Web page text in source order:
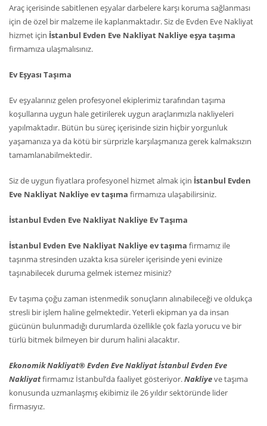
Araç içerisinde sabitlenen eşyalar darbelere karşı koruma sağlanması
için de özel bir malzeme ile kaplanmaktadır. Siz de Evden Eve Nakliyat
hizmet için İstanbul Evden Eve Nakliyat Nakliye eşya taşıma
firmamıza ulaşmalısınız.
Ev Eşyası Taşıma
Ev eşyalarınız gelen profesyonel ekiplerimiz tarafından taşıma
koşullarına uygun hale getirilerek uygun araçlarımızla nakliyeleri
yapılmaktadır. Bütün bu süreç içerisinde sizin hiçbir yorgunluk
yaşamanıza ya da kötü bir sürprizle karşılaşmanıza gerek kalmaksızın
tamamlanabilmektedir.
Siz de uygun fiyatlara profesyonel hizmet almak için İstanbul Evden
Eve Nakliyat Nakliye ev taşıma firmamıza ulaşabilirsiniz.
İstanbul Evden Eve Nakliyat Nakliye Ev Taşıma
İstanbul Evden Eve Nakliyat Nakliye ev taşıma firmamız ile
taşınma stresinden uzakta kısa süreler içerisinde yeni evinize
taşınabilecek duruma gelmek istemez misiniz?
Ev taşıma çoğu zaman istenmedik sonuçların alınabileceği ve oldukça
stresli bir işlem haline gelmektedir. Yeterli ekipman ya da insan
gücünün bulunmadığı durumlarda özellikle çok fazla yorucu ve bir
türlü bitmek bilmeyen bir durum halini alacaktır.
Ekonomik Nakliyat® Evden Eve Nakliyat İstanbul Evden Eve
Nakliyatfirmamız İstanbul’da faaliyet gösteriyor.Nakliyeve taşıma
konusunda uzmanlaşmış ekibimiz ile 26 yıldır sektöründe lider
firmasıyız.